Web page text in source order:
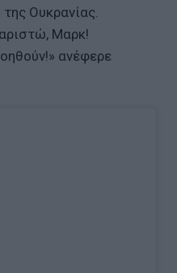
Ουκρανίας.
Μαρκ!
ανέφερε